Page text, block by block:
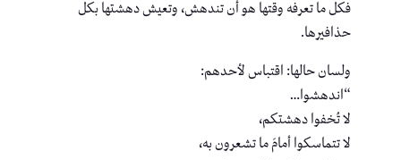
فكل ما تعرفه وقتها هو أن تندهش، وتعيش دهشتها بكل
حذافيرها.
ولسان حالها: اقتباس لأحدهم:
“اندهشوا…
لا تُخفوا دهشتكم،
لا تتماسكوا أمامَ ما تشعرون به،